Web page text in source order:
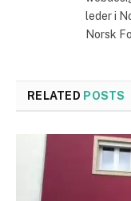
leder i
Norsk
RELATED POSTS